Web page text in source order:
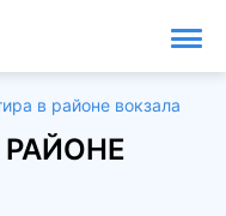
в районе вокзала
РАЙОНЕ